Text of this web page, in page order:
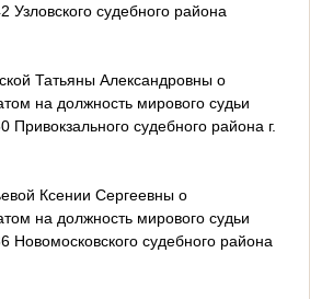
Узловского судебного района
Татьяны Александровны о
на должность мирового судьи
Привокзального судебного района г.
Ксении Сергеевны о
на должность мирового судьи
Новомосковского судебного района